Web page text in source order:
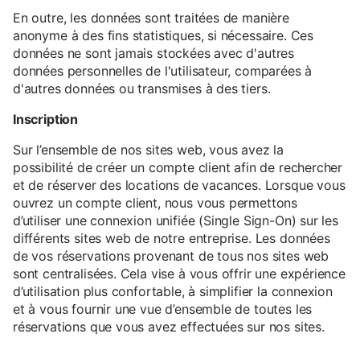
En outre, les données sont traitées de manière
anonyme à des fins statistiques, si nécessaire. Ces
données ne sont jamais stockées avec d'autres
données personnelles de l'utilisateur, comparées à
d'autres données ou transmises à des tiers.
Inscription
Sur l’ensemble de nos sites web, vous avez la
possibilité de créer un compte client afin de rechercher
et de réserver des locations de vacances. Lorsque vous
ouvrez un compte client, nous vous permettons
d’utiliser une connexion unifiée (Single Sign-On) sur les
différents sites web de notre entreprise. Les données
de vos réservations provenant de tous nos sites web
sont centralisées. Cela vise à vous offrir une expérience
d’utilisation plus confortable, à simplifier la connexion
et à vous fournir une vue d’ensemble de toutes les
réservations que vous avez effectuées sur nos sites.